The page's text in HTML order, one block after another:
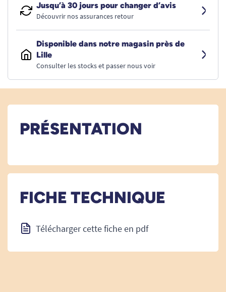
Jusqu’à 30 jours pour changer d’avis
Découvrir nos assurances retour
Disponible dans notre magasin près de
Lille
Consulter les stocks et passer nous voir
PRÉSENTATION
FICHE TECHNIQUE
Télécharger cette fiche en pdf